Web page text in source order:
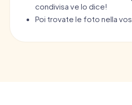
condivisa ve lo dice!
Poi trovate le foto nella